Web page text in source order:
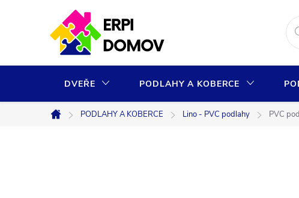
DVEŘE PODLAHY A KOBERCE
Domů
PODLAHY A KOBERCE Lino - PVC podlahy PVC